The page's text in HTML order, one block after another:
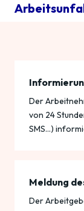
Der
von 24
SMS…)
Meldung
Der